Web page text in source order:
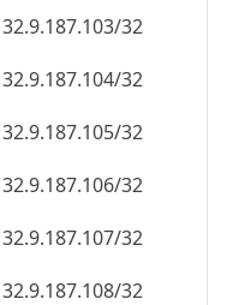
32.9.187.103/32
32.9.187.104/32
32.9.187.105/32
32.9.187.106/32
32.9.187.107/32
32.9.187.108/32